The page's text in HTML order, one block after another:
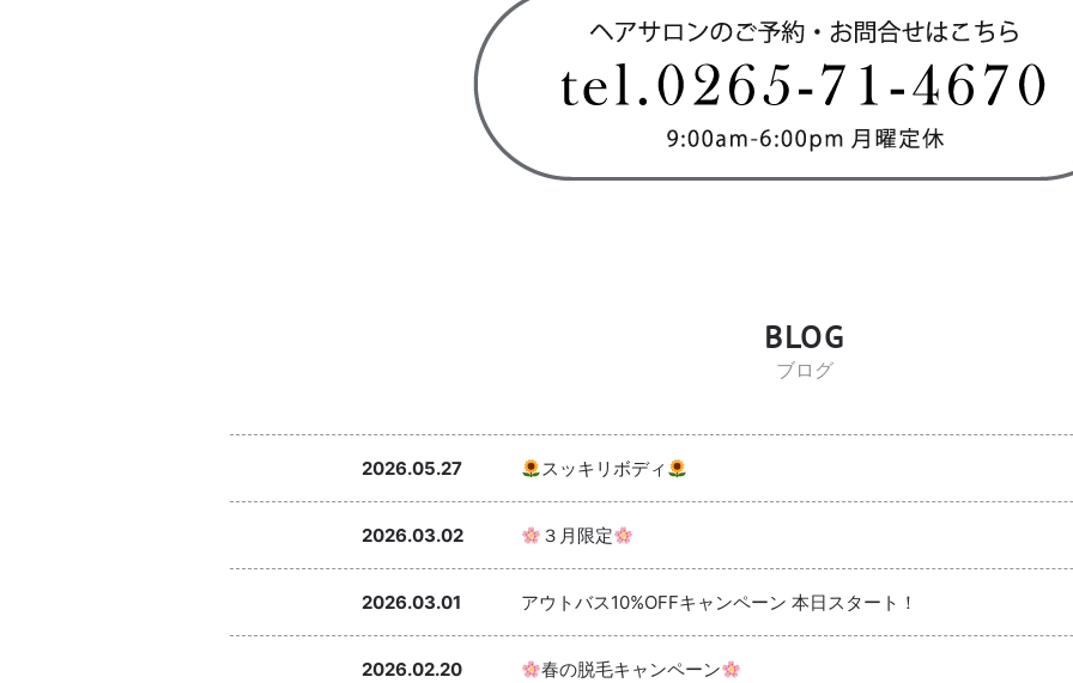
BLOG
ブログ
2026.05.27 スッキリボディ
2026.03.02 ３月限定
2026.03.01 アウトバス10%OFFキャンペーン 本日スタート！
2026.02.20 春の脱毛キャンペーン